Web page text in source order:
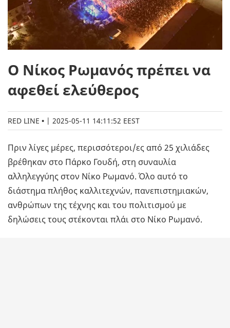
Ο Νίκος Ρωμανός πρέπει να
αφεθεί ελεύθερος
RED LINE | 2025-05-11 14:11:52 EEST
Πριν λίγες μέρες, περισσότεροι/ες από 25 χιλιάδες
βρέθηκαν στο Πάρκο Γουδή, στη συναυλία
αλληλεγγύης στον Νίκο Ρωμανό. Όλο αυτό το
διάστημα πλήθος καλλιτεχνών, πανεπιστημιακών,
ανθρώπων της τέχνης και του πολιτισμού με
δηλώσεις τους στέκονται πλάι στο Νίκο Ρωμανό.